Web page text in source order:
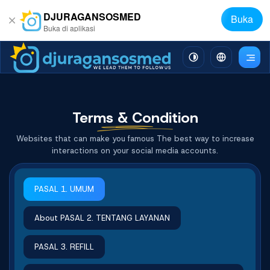
DJURAGANSOSMED
Buka di aplikasi
Buka
Terms & Condition
Websites that can make you famous The best way to increase
interactions on your social media accounts.
PASAL 1. UMUM
About PASAL 2. TENTANG LAYANAN
PASAL 3. REFILL